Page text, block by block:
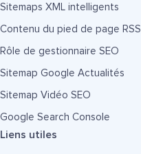
Sitemaps XML intelligents
Contenu du pied de page RSS
Rôle de gestionnaire SEO
Sitemap Google Actualités
Sitemap Vidéo SEO
Google Search Console
Liens utiles